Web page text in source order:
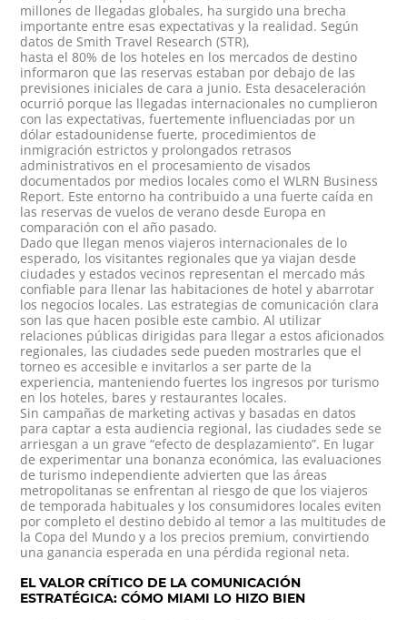
millones de llegadas globales, ha surgido una brecha
importante entre esas expectativas y la realidad. Según
datos de Smith Travel Research (STR),
hasta el 80% de los hoteles en los mercados de destino
informaron que las reservas estaban por debajo de las
previsiones iniciales de cara a junio. Esta desaceleración
ocurrió porque las llegadas internacionales no cumplieron
con las expectativas, fuertemente influenciadas por un
dólar estadounidense fuerte, procedimientos de
inmigración estrictos y prolongados retrasos
administrativos en el procesamiento de visados
documentados por medios locales como el WLRN Business
Report. Este entorno ha contribuido a una fuerte caída en
las reservas de vuelos de verano desde Europa en
comparación con el año pasado.
Dado que llegan menos viajeros internacionales de lo
esperado, los visitantes regionales que ya viajan desde
ciudades y estados vecinos representan el mercado más
confiable para llenar las habitaciones de hotel y abarrotar
los negocios locales. Las estrategias de comunicación clara
son las que hacen posible este cambio. Al utilizar
relaciones públicas dirigidas para llegar a estos aficionados
regionales, las ciudades sede pueden mostrarles que el
torneo es accesible e invitarlos a ser parte de la
experiencia, manteniendo fuertes los ingresos por turismo
en los hoteles, bares y restaurantes locales.
Sin campañas de marketing activas y basadas en datos
para captar a esta audiencia regional, las ciudades sede se
arriesgan a un grave “efecto de desplazamiento”. En lugar
de experimentar una bonanza económica, las evaluaciones
de turismo independiente advierten que las áreas
metropolitanas se enfrentan al riesgo de que los viajeros
de temporada habituales y los consumidores locales eviten
por completo el destino debido al temor a las multitudes de
la Copa del Mundo y a los precios premium, convirtiendo
una ganancia esperada en una pérdida regional neta.
EL VALOR CRÍTICO DE LA COMUNICACIÓN
ESTRATÉGICA: CÓMO MIAMI LO HIZO BIEN